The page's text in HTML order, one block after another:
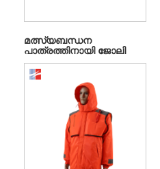
മത്സ്യബന്ധന
പാത്രത്തിനായി ജോലി
ചെയ്യുന്ന ലൈഫ് ജാക്കറ്റ്